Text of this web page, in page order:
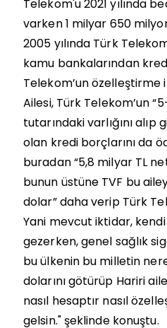
Telekom'u 2021 yılında
varken 1 milyar 650
2005 yılında Türk
kamu bankalarından
Telekom’un özelleştirme
Ailesi, Türk Telekom’un
tutarındaki varlığını
olan kredi borçlarını da
buradan “5,8 milyar TL
bunun üstüne TVF bu
dolar” daha verip Türk
Yani mevcut iktidar, kendi
gezerken, genel sağlık
bu ülkenin bu milletin
dolarını götürüp Hariri
nasıl hesaptır nasıl
gelsin." şeklinde konuştu.